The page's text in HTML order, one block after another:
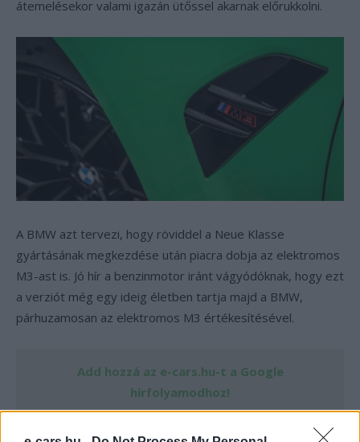
átemelésekor valami igazán ütőssel akarnak előrukkolni.
A BMW azt tervezi, hogy röviddel a Neue Klasse
gyártásának megkezdése után piacra dobja az elektromos
M3-ast is. Jó hír a benzinmotor iránt vágyódóknak, hogy ezt
a verziót még egy ideig életben tartja majd a BMW,
párhuzamosan az elektromos M3 értékesítésével.
Add hozzá az e-cars.hu-t a Google
hírfolyamodhoz!